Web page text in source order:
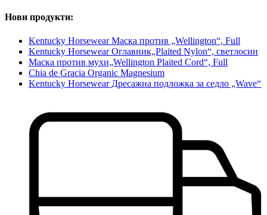
Нови продукти:
Kentucky Horsewear Маска против „Wellington“, Full
Kentucky Horsewear Оглавник„Plaited Nylon“, светлосин
Маска против мухи„Wellington Plaited Cord“, Full
Chia de Gracia Organic Magnesium
Kentucky Horsewear Дресажна подложка за седло „Wave“